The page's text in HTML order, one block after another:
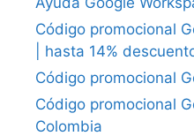
Código promocional
| hasta 14%
Código promocional
Código promocional
Colombia